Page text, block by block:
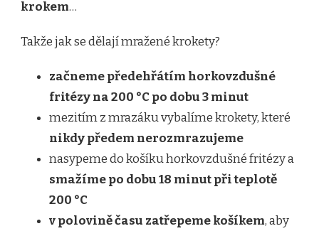
krokem…
Takže jak se dělají mražené krokety?
začneme předehřátím horkovzdušné
fritézy na 200 °C po dobu 3 minut
mezitím z mrazáku vybalíme krokety, které
nikdy předem nerozmrazujeme
nasypeme do košíku horkovzdušné fritézy a
smažíme po dobu 18 minut při teplotě
200 °C
v polovině času zatřepeme košíkem, aby